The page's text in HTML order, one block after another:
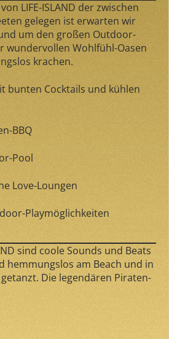
LIFE-ISLAND der zwischen
gelegen ist erwarten wir
um den großen Outdoor-
wundervollen Wohlfühl-Oasen
krachen.
bunten Cocktails und kühlen
BBQ
Pool
Love-Loungen
Playmöglichkeiten
sind coole Sounds und Beats
hemmungslos am Beach und in
Die legendären Piraten-